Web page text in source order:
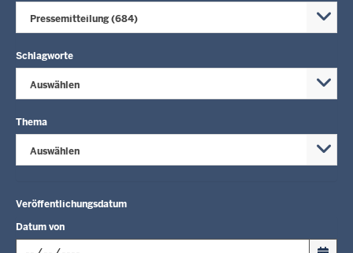
Pressemitteilung (684)
Schlagworte
Auswählen
Thema
Auswählen
Veröffentlichungsdatum
Datum von